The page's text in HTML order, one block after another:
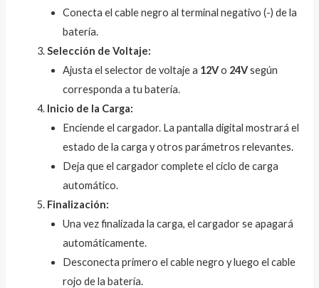
Conecta el cable negro al terminal negativo (-) de la
batería.
Selección de Voltaje:
Ajusta el selector de voltaje a 12Vo 24Vsegún
corresponda a tu batería.
Inicio de la Carga:
Enciende el cargador. La pantalla digital mostrará el
estado de la carga y otros parámetros relevantes.
Deja que el cargador complete el ciclo de carga
automático.
Finalización:
Una vez finalizada la carga, el cargador se apagará
automáticamente.
Desconecta primero el cable negro y luego el cable
rojo de la batería.